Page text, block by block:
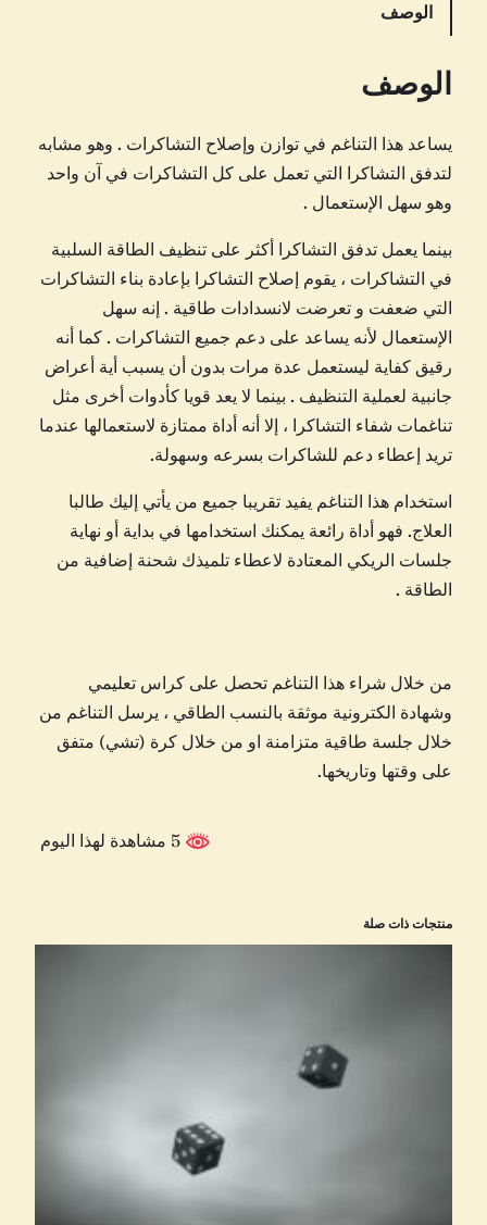
ا
ل
ت
ا
الوصف
الوصف
يساعد هذا التناغم في توازن وإصلاح التشاكرات . وهو مشابه
لتدفق التشاكرا التي تعمل على كل التشاكرات في آن واحد
وهو سهل الإستعمال .
بينما يعمل تدفق التشاكرا أكثر على تنظيف الطاقة السلبية
في التشاكرات ، يقوم إصلاح التشاكرا بإعادة بناء التشاكرات
التي ضعفت و تعرضت لانسدادات طاقية . إنه سهل
الإستعمال لأنه يساعد على دعم جميع التشاكرات . كما أنه
رقيق كفاية ليستعمل عدة مرات بدون أن يسبب أية أعراض
جانبية لعملية التنظيف . بينما لا يعد قويا كأدوات أخرى مثل
تناغمات شفاء التشاكرا ، إلا أنه أداة ممتازة لاستعمالها عندما
تريد إعطاء دعم للشاكرات بسرعه وسهولة.
استخدام هذا التناغم يفيد تقريبا جميع من يأتي إليك طالبا
العلاج. فهو أداة رائعة يمكنك استخدامها في بداية أو نهاية
جلسات الريكي المعتادة لاعطاء تلميذك شحنة إضافية من
الطاقة .
من خلال شراء هذا التناغم تحصل على كراس تعليمي
وشهادة الكترونية موثقة بالنسب الطاقي ، يرسل التناغم من
خلال جلسة طاقية متزامنة او من خلال كرة (تشي) متفق
على وقتها وتاريخها.
منتجات ذات صلة